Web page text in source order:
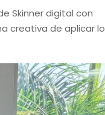
Skinner digital con
creativa de aplicar lo